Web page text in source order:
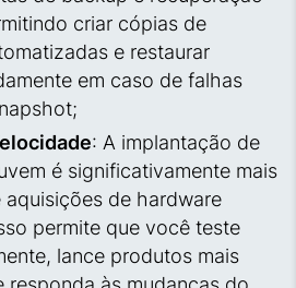
criar cópias de
e restaurar
em caso de falhas
: A implantação de
é significativamente mais
de hardware
permite que você teste
lance produtos mais